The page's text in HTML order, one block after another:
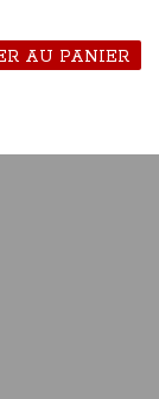
AU PANIER